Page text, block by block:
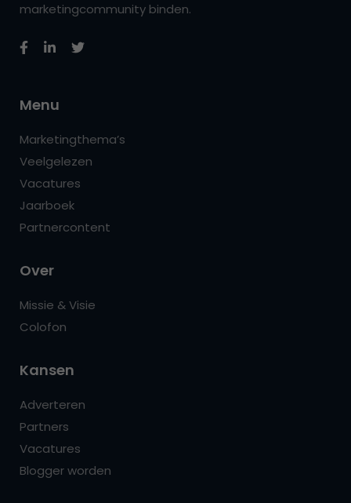
marketingcommunity binden.
Menu
Marketingthema’s
Veelgelezen
Vacatures
Jaarboek
Partnercontent
Over
Missie & Visie
Colofon
Kansen
Adverteren
Partners
Vacatures
Blogger worden